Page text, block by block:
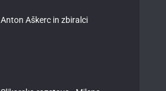
Anton Aškerc in zbiralci